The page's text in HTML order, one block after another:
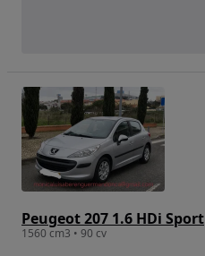
Peugeot 207 1.6 HDi Sport
1560 cm3 • 90 cv